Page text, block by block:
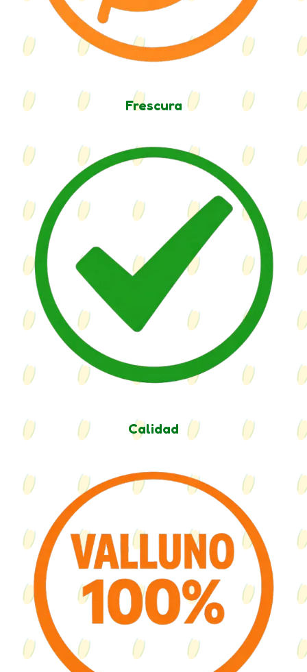
Frescura
Calidad